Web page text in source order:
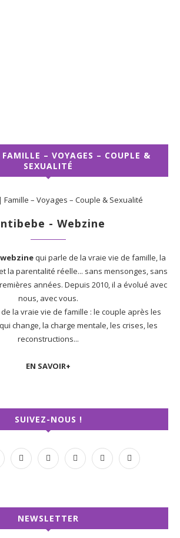
– VOYAGES – COUPLE &
SEXUALITÉ
- Webzine
webzinequi parle de la vraie vie de famille, la
la parentalité réelle... sans mensonges, sans
années. Depuis 2010, il a évolué avec
nous, avec vous.
la vraie vie de famille : le couple après les
change, la charge mentale, les crises, les
reconstructions...
EN SAVOIR+
SUIVEZ-NOUS !
NEWSLETTER